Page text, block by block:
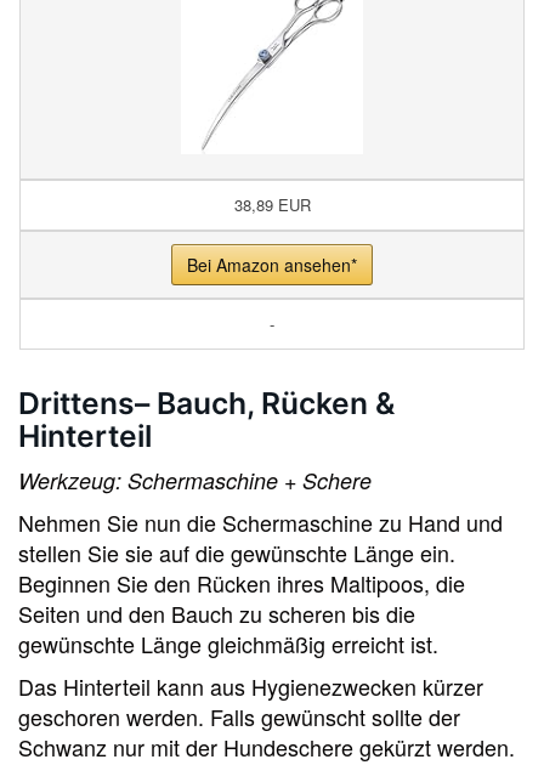
38,89 EUR
Bei Amazon ansehen*
-
Drittens– Bauch, Rücken &
Hinterteil
Werkzeug: Schermaschine + Schere
Nehmen Sie nun die Schermaschine zu Hand und
stellen Sie sie auf die gewünschte Länge ein.
Beginnen Sie den Rücken ihres Maltipoos, die
Seiten und den Bauch zu scheren bis die
gewünschte Länge gleichmäßig erreicht ist.
Das Hinterteil kann aus Hygienezwecken kürzer
geschoren werden. Falls gewünscht sollte der
Schwanz nur mit der Hundeschere gekürzt werden.